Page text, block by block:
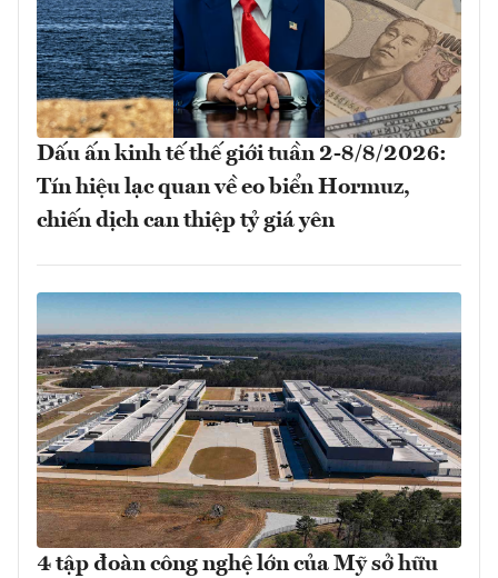
Dấu ấn kinh tế thế giới tuần 2-8/8/2026:
Tín hiệu lạc quan về eo biển Hormuz,
chiến dịch can thiệp tỷ giá yên
4 tập đoàn công nghệ lớn của Mỹ sở hữu